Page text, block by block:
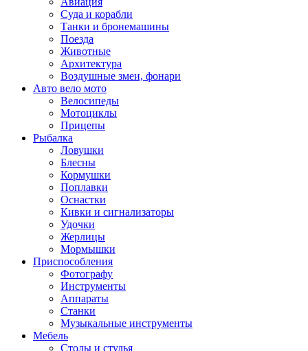
Суда и корабли
Танки и бронемашины
Поезда
Животные
Архитектура
Воздушные змеи, фонари
Авто вело мото
Велосипеды
Мотоциклы
Прицепы
Рыбалка
Ловушки
Блесны
Кормушки
Поплавки
Оснастки
Кивки и сигнализаторы
Удочки
Жерлицы
Мормышки
Приспособления
Фотографу
Инструменты
Аппараты
Станки
Музыкальные инструменты
Мебель
Столы и стулья